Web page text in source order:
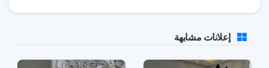
إعلانات مشابهة